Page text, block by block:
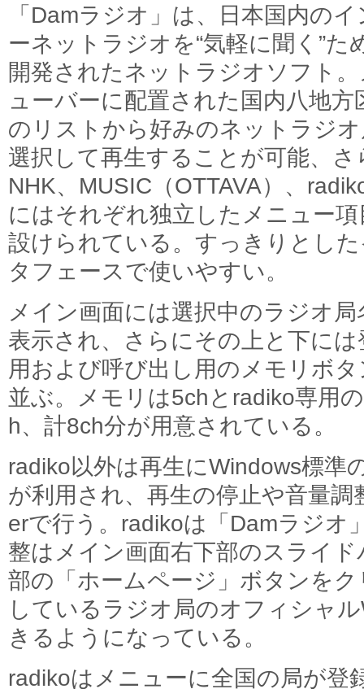
「Damラジオ」は、日本国内の
ーネットラジオを“気軽に聞く”た
開発されたネットラジオソフト
ューバーに配置された国内八地方
のリストから好みのネットラジ
選択して再生することが可能、さ
NHK、MUSIC（OTTAVA）、
にはそれぞれ独立したメニュー項
設けられている。すっきりとし
タフェースで使いやすい。
メイン画面には選択中のラジオ局
表示され、さらにその上と下には
用および呼び出し用のメモリボ
並ぶ。メモリは5chとradiko専用
h、計8ch分が用意されている。
radiko以外は再生にWindows標準
が利用され、再生の停止や音量
erで行う。radikoは「Damラジオ
整はメイン画面右下部のスライ
部の「ホームページ」ボタンを
しているラジオ局のオフィシャ
きるようになっている。
radikoはメニューに全国の局が登